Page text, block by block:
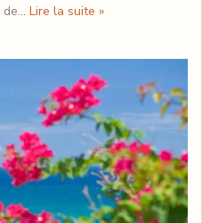
de… Lire la suite »